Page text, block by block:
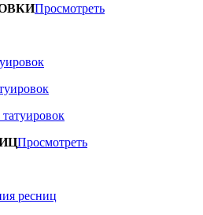
Просмотреть
Просмотреть
ресниц